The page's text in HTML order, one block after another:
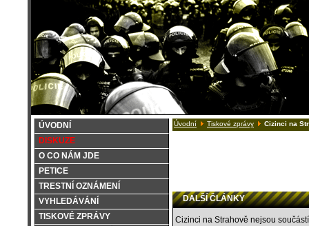
ÚVODNÍ
DISKUZE
O CO NÁM JDE
PETICE
TRESTNÍ OZNÁMENÍ
VYHLEDÁVÁNÍ
TISKOVÉ ZPRÁVY
Úvodní Tiskové zprávy Cizinci na
DALŠÍ ČLÁNKY
Cizinci na Strahově nejsou